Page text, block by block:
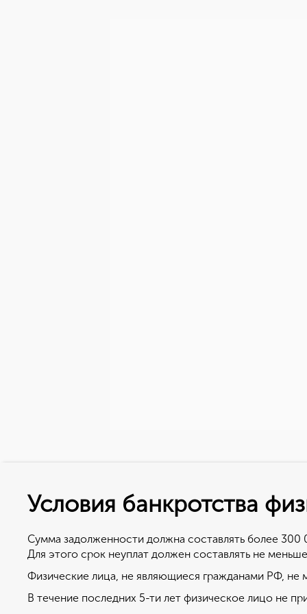
В чем
Банкротство
подразумевает
Подавая
возможны
Как подать на
лицу?
Для признания банкротства физ.
ссылка на образец).
Заявление можно подать, как
Условия банкротства
Сумма задолженности должна составлять более 300
Для этого срок неуплат должен составлять не
Физические лица, не являющиеся гражданами РФ, не
В течение последних 5-ти лет физическое лицо не